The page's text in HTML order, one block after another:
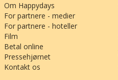
Om Happydays
For partnere - medier
For partnere - hoteller
Film
Betal online
Pressehjørnet
Kontakt os